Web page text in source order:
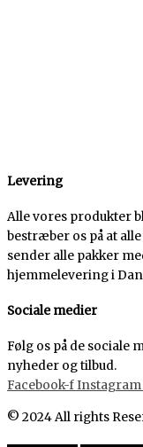
Levering
Alle vores produkter
bestræber os på at
sender alle pakker
hjemmelevering i
Sociale medier
Følg os på de sociale
nyheder og tilbud.
Facebook-fInstagram
© 2024 All rights